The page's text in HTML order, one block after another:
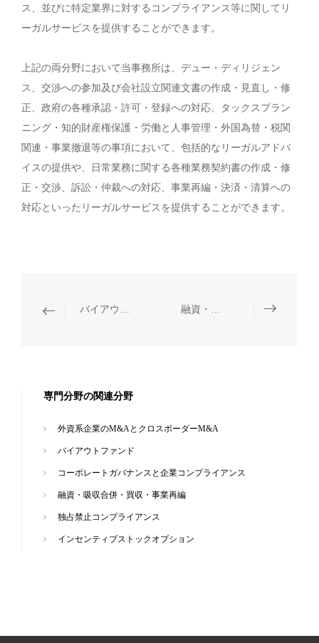
ス、並びに特定業界に対するコンプライアンス等に関してリ
ーガルサービスを提供することができます。
上記の両分野において当事務所は、デュー・ディリジェン
ス、交渉への参加及び会社設立関連文書の作成・見直し・修
正、政府の各種承認・許可・登録への対応、タックスプラン
ニング・知的財産権保護・労働と人事管理・外国為替・税関
関連・事業撤退等の事項において、包括的なリーガルアドバ
イスの提供や、日常業務に関する各種業務契約書の作成・修
正・交渉、訴訟・仲裁への対応、事業再編・決済・清算への
対応といったリーガルサービスを提供することができます。
バイアウトファンド 融資・吸収合併・買収・事業再編
専門分野の関連分野
外資系企業のM&AとクロスボーダーM&A
バイアウトファンド
コーポレートガバナンスと企業コンプライアンス
融資・吸収合併・買収・事業再編
独占禁止コンプライアンス
インセンティブストックオプション